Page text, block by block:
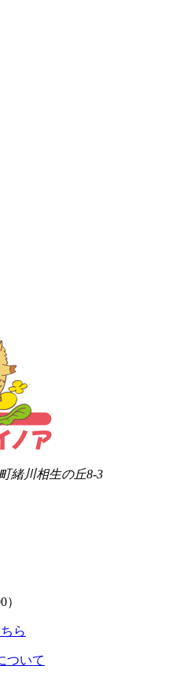
緒川相生の丘8-3
ついて